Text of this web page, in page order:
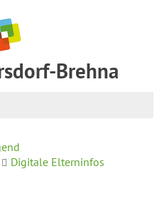
Brehna
Digitale Elterninfos